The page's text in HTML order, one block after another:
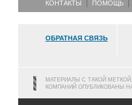
КОНТАКТЫ ПОМОЩЬ
ОБРАТНАЯ СВЯЗЬ
МАТЕРИАЛЫ С ТАКОЙ
КОМПАНИЙ ОПУБЛИКОВАНЫ